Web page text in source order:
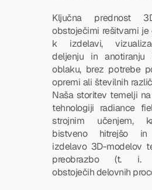
Ključna prednost
obstoječimi rešitvami
k izdelavi,
deljenju in anotiranju
oblaku, brez potrebe
opremi ali številnih
Naša storitev temelji
tehnologiji radiance
strojnim učenjem,
bistveno hitrejšo in
izdelavo 3D-modelov
preobrazbo (t. i.
obstoječih delovnih